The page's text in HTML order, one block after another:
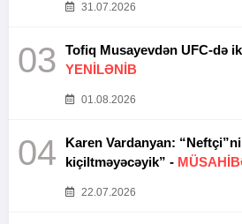
31.07.2026
03
YENİLƏNİB
01.08.2026
04
Karen Vardanyan:
kiçiltməyəcəyik” -
22.07.2026